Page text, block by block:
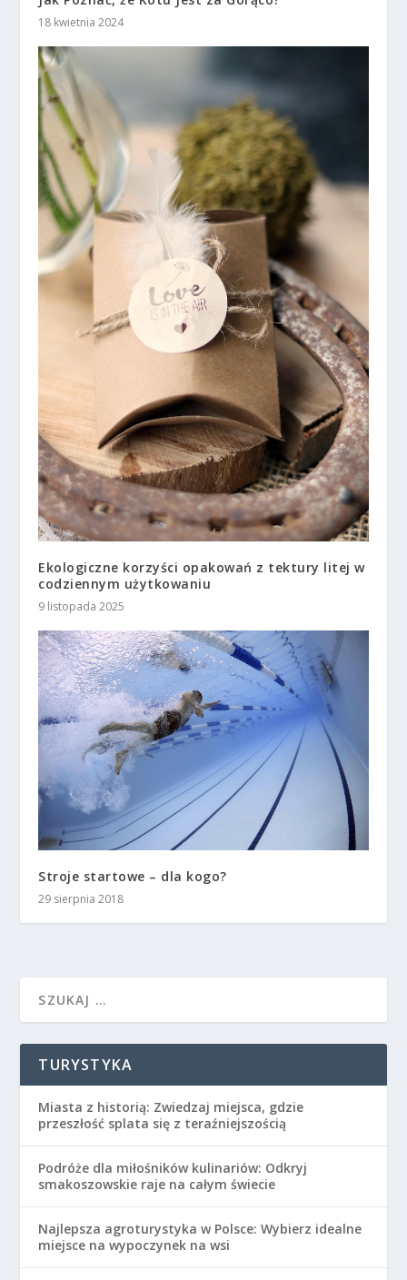
18 kwietnia 2024
Ekologiczne korzyści opakowań z tektury litej w
codziennym użytkowaniu
9 listopada 2025
Stroje startowe – dla kogo?
29 sierpnia 2018
TURYSTYKA
Miasta z historią: Zwiedzaj miejsca, gdzie
przeszłość splata się z teraźniejszością
Podróże dla miłośników kulinariów: Odkryj
smakoszowskie raje na całym świecie
Najlepsza agroturystyka w Polsce: Wybierz idealne
miejsce na wypoczynek na wsi